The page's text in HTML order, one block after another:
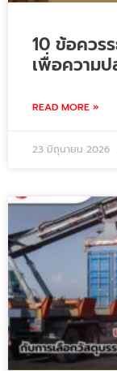
10 ข้อควร
เพื่อความ
READ MORE »
23 มิถุนายน 2026